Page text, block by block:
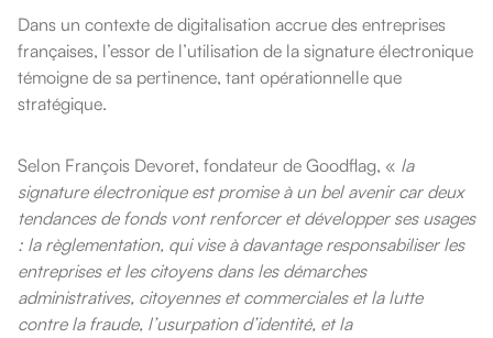
Dans un contexte de digitalisation accrue des entreprises
françaises, l’essor de l’utilisation de la signature électronique
témoigne de sa pertinence, tant opérationnelle que
stratégique.
Selon François Devoret, fondateur de Goodflag, « la
signature électronique est promise à un bel avenir car deux
tendances de fonds vont renforcer et développer ses usages
: la règlementation, qui vise à davantage responsabiliser les
entreprises et les citoyens dans les démarches
administratives, citoyennes et commerciales et la lutte
contre la fraude, l’usurpation d’identité, et la